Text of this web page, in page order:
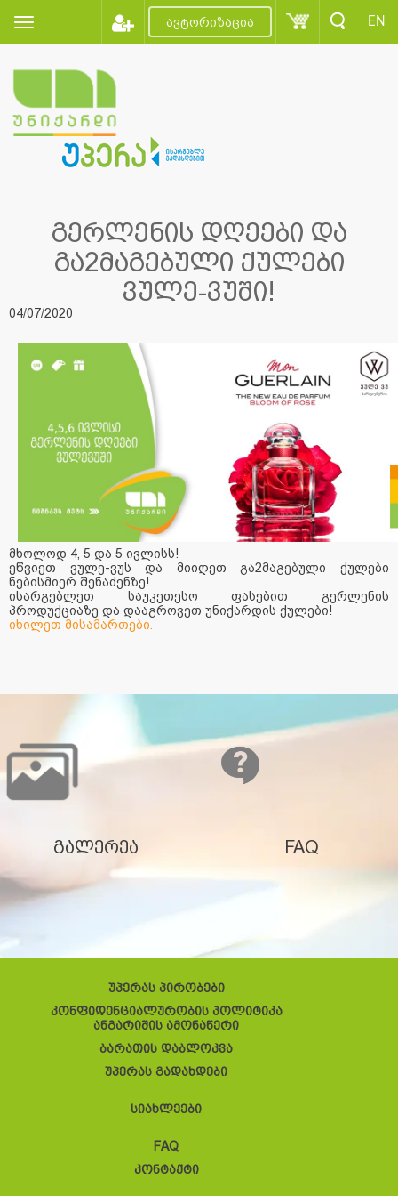
ავტორიზაცია EN
გერლენის დღეები და
გა2მაგებული ქულები
ვულე-ვუში!
04/07/2020
მხოლოდ 4, 5 და 5 ივლისს!
ეწვიეთ ვულე-ვუს და მიიღეთ გა2მაგებული ქულები
ნებისმიერ შენაძენზე!
ისარგებლეთ საუკეთესო ფასებით გერლენის
პროდუქციაზე და დააგროვეთ უნიქარდის ქულები!
იხილეთ მისამართები.
გალერეა FAQ
უპერას პირობები
კონფიდენციალურობის პოლიტიკა
ანგარიშის ამონაწერი
ბარათის დაბლოკვა
უპერას გადახდები
სიახლეები
FAQ
კონტაქტი